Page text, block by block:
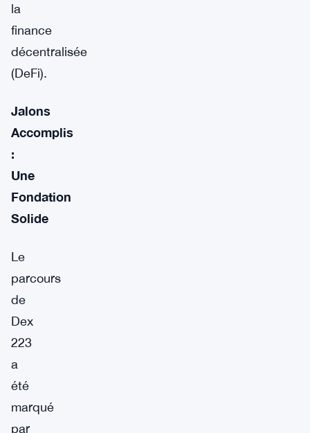
la
finance
décentralisée
(DeFi).
Jalons
Accomplis
:
Une
Fondation
Solide
Le
parcours
de
Dex
223
a
été
marqué
par